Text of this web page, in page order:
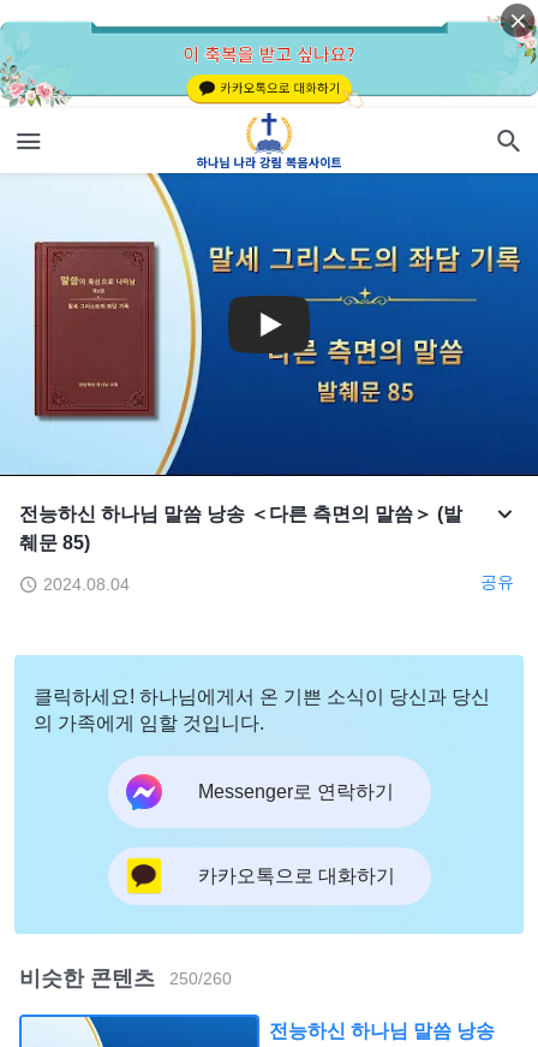
전능하신 하나님 말씀 낭송 ＜다른 측면의 말씀＞ (발
췌문 85)
2024.08.04 공유
클릭하세요! 하나님에게서 온 기쁜 소식이 당신과 당신
의 가족에게 임할 것입니다.
Messenger로 연락하기
카카오톡으로 대화하기
비슷한 콘텐츠 250/260
전능하신 하나님 말씀 낭송